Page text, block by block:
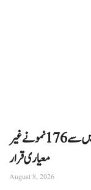
تیل، گھی اور دودھ کے معیار کی جانچ، 491 میں سے 176 نمونے غیر
معیاری قرار
August 8, 2026